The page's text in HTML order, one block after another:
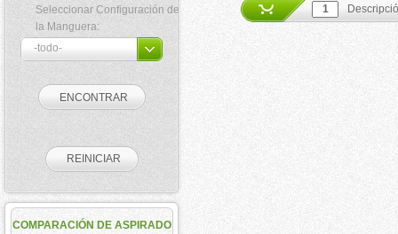
Seleccionar Configuración de
la Manguera:
COMPARACIÓN DE ASPIRADO